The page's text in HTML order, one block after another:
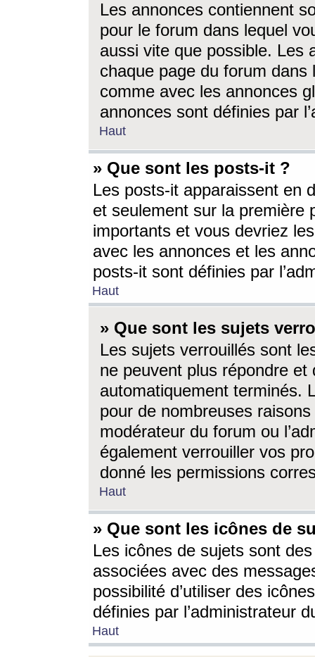
Les annonces contiennent
pour le forum dans lequel
aussi vite que possible. Les
chaque page du forum dans
comme avec les annonces
annonces sont définies par
Haut
» Que sont les posts-it ?
Les posts-it apparaissent en
et seulement sur la première
importants et vous devriez
avec les annonces et les
posts-it sont définies par
Haut
» Que sont les sujets
Les sujets verrouillés sont
ne peuvent plus répondre
automatiquement terminés.
pour de nombreuses
modérateur du forum ou
également verrouiller vos
donné les permissions
Haut
» Que sont les icônes de
Les icônes de sujets sont
associées avec des
possibilité d’utiliser des
définies par l’administrateur
Haut